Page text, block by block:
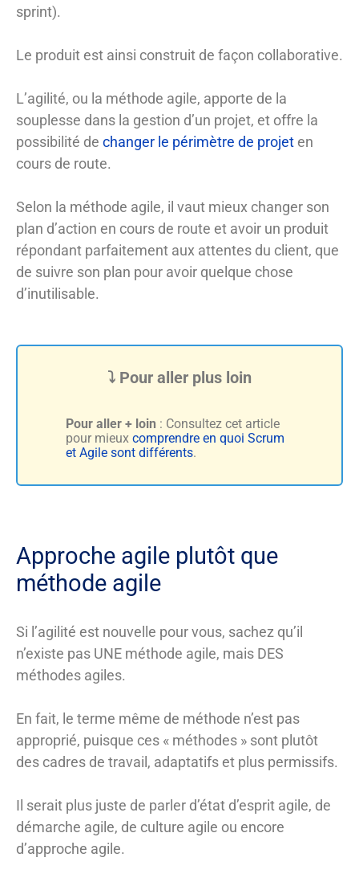
sprint).
Le produit est ainsi construit de façon collaborative.
L’agilité, ou la méthode agile, apporte de la
souplesse dans la gestion d’un projet, et offre la
possibilité de changer le périmètre de projet en
cours de route.
Selon la méthode agile, il vaut mieux changer son
plan d’action en cours de route et avoir un produit
répondant parfaitement aux attentes du client, que
de suivre son plan pour avoir quelque chose
d’inutilisable.
Pour aller + loin : Consultez cet article
pour mieux comprendre en quoi Scrum
et Agile sont différents.
Approche agile plutôt que
méthode agile
Si l’agilité est nouvelle pour vous, sachez qu’il
n’existe pas UNE méthode agile, mais DES
méthodes agiles.
En fait, le terme même de méthode n’est pas
approprié, puisque ces « méthodes » sont plutôt
des cadres de travail, adaptatifs et plus permissifs.
Il serait plus juste de parler d’état d’esprit agile, de
démarche agile, de culture agile ou encore
d’approche agile.